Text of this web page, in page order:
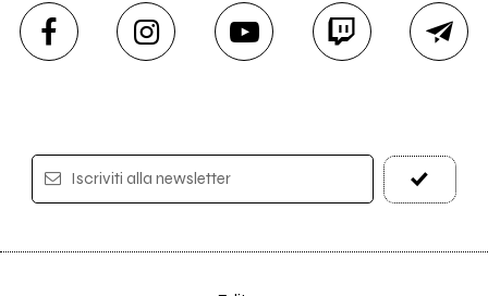
Iscriviti alla newsletter